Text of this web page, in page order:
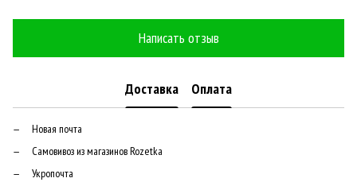
Написать отзыв
Доставка Оплата
Новая почта
Самовивоз из магазинов Rozetka
Укропочта